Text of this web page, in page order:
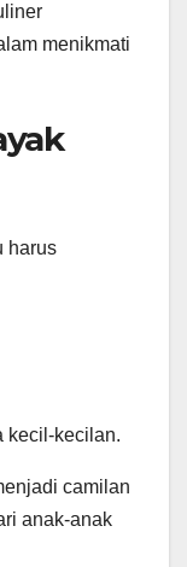
menikmati
harus
kecil-kecilan.
camilan
anak-anak